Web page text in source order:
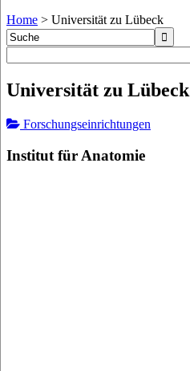
Home > Universität zu Lübeck
Universität zu Lübeck
Forschungseinrichtungen
Institut für Anatomie